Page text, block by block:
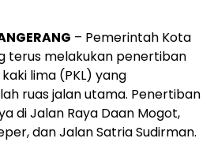
– Pemerintah Kota
terus melakukan penertiban
lima (PKL) yang
ruas jalan utama. Penertiban
di Jalan Raya Daan Mogot,
dan Jalan Satria Sudirman.